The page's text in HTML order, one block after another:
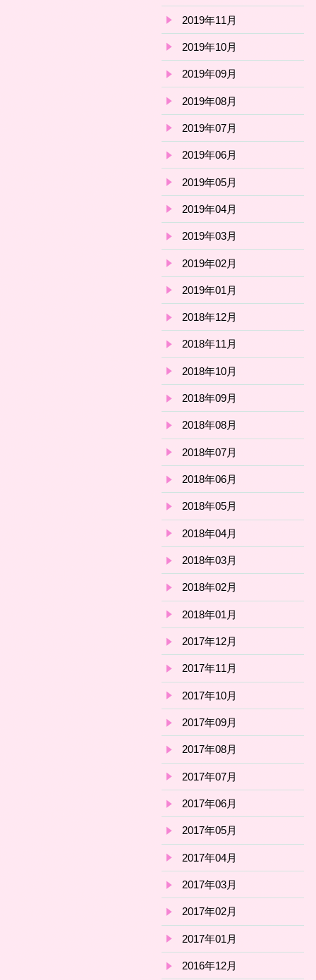
2019年11月
2019年10月
2019年09月
2019年08月
2019年07月
2019年06月
2019年05月
2019年04月
2019年03月
2019年02月
2019年01月
2018年12月
2018年11月
2018年10月
2018年09月
2018年08月
2018年07月
2018年06月
2018年05月
2018年04月
2018年03月
2018年02月
2018年01月
2017年12月
2017年11月
2017年10月
2017年09月
2017年08月
2017年07月
2017年06月
2017年05月
2017年04月
2017年03月
2017年02月
2017年01月
2016年12月